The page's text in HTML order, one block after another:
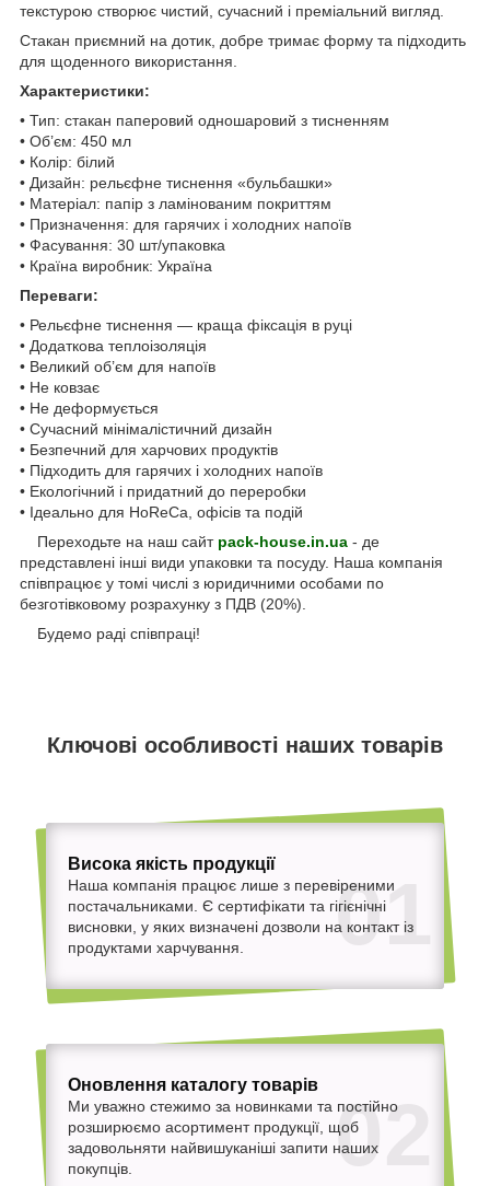
текстурою створює чистий, сучасний і преміальний вигляд.
Стакан приємний на дотик, добре тримає форму та підходить
для щоденного використання.
Характеристики:
• Тип: стакан паперовий одношаровий з тисненням
• Об’єм: 450 мл
• Колір: білий
• Дизайн: рельєфне тиснення «бульбашки»
• Матеріал: папір з ламінованим покриттям
• Призначення: для гарячих і холодних напоїв
• Фасування: 30 шт/упаковка
• Країна виробник: Україна
Переваги:
• Рельєфне тиснення — краща фіксація в руці
• Додаткова теплоізоляція
• Великий об’єм для напоїв
• Не ковзає
• Не деформується
• Сучасний мінімалістичний дизайн
• Безпечний для харчових продуктів
• Підходить для гарячих і холодних напоїв
• Екологічний і придатний до переробки
• Ідеально для HoReCa, офісів та подій
Переходьте на наш сайт pack-house.in.ua - де
представлені інші види упаковки та посуду. Наша компанія
співпрацює у томі числі з юридичними особами по
безготівковому розрахунку з ПДВ (20%).
Будемо раді співпраці!
Ключові особливості наших товарів
01
Висока якість продукції
Наша компанія працює лише з перевіреними
постачальниками. Є сертифікати та гігієнічні
висновки, у яких визначені дозволи на контакт із
продуктами харчування.
02
Оновлення каталогу товарів
Ми уважно стежимо за новинками та постійно
розширюємо асортимент продукції, щоб
задовольняти найвишуканіші запити наших
покупців.